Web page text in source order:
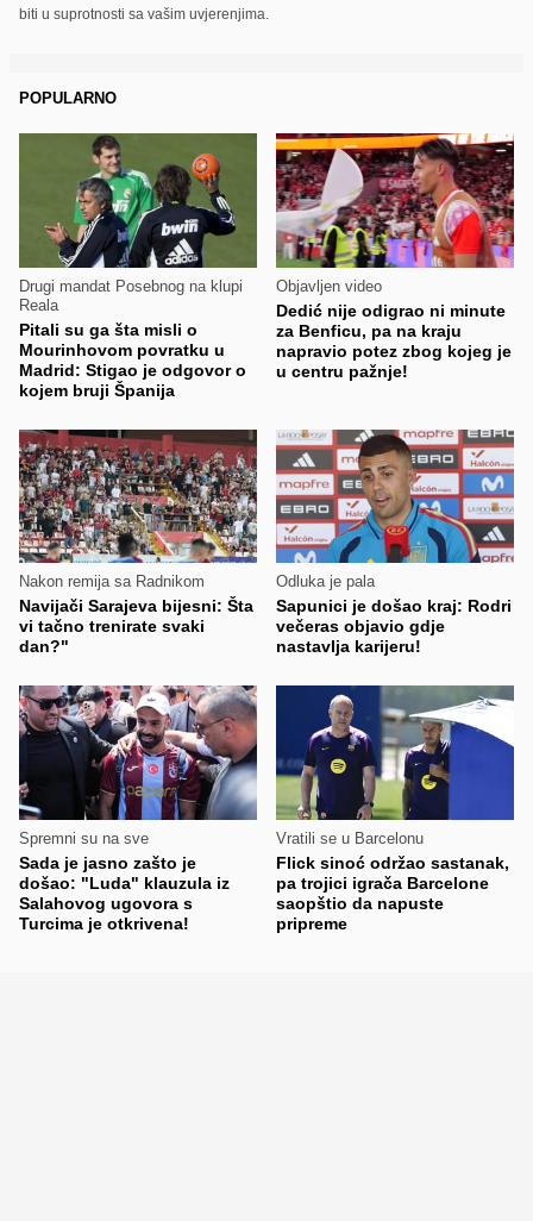
biti u suprotnosti sa vašim uvjerenjima.
POPULARNO
Drugi mandat Posebnog na klupi
Reala
Pitali su ga šta misli o
Mourinhovom povratku u
Madrid: Stigao je odgovor o
kojem bruji Španija
Objavljen video
Dedić nije odigrao ni minute
za Benficu, pa na kraju
napravio potez zbog kojeg je
u centru pažnje!
Nakon remija sa Radnikom
Navijači Sarajeva bijesni: Šta
vi tačno trenirate svaki
dan?"
Odluka je pala
Sapunici je došao kraj: Rodri
večeras objavio gdje
nastavlja karijeru!
Spremni su na sve
Sada je jasno zašto je
došao: "Luda" klauzula iz
Salahovog ugovora s
Turcima je otkrivena!
Vratili se u Barcelonu
Flick sinoć održao sastanak,
pa trojici igrača Barcelone
saopštio da napuste
pripreme